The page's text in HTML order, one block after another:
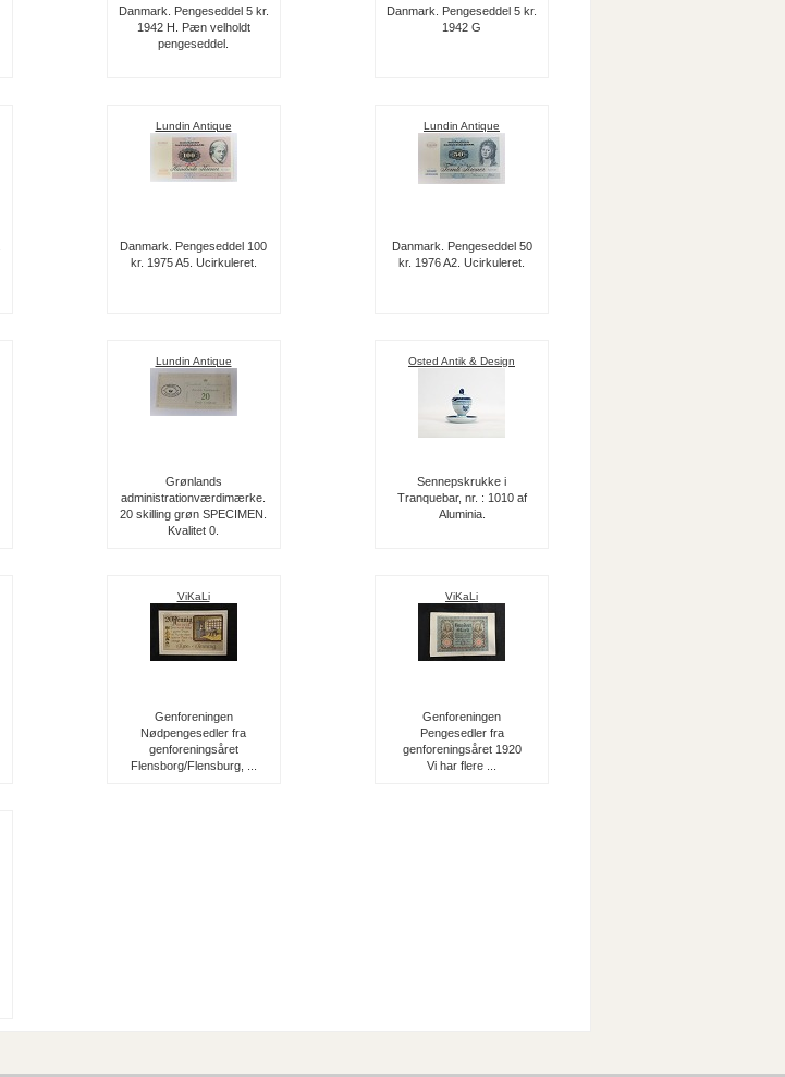
Danmark. Pengeseddel 5 kr.
1942 H. Pæn velholdt
pengeseddel.
Danmark. Pengeseddel 5 kr.
1942 G
Lundin Antique
Danmark. Pengeseddel 100
kr. 1975 A5. Ucirkuleret.
Lundin Antique
Danmark. Pengeseddel 50
kr. 1976 A2. Ucirkuleret.
Lundin Antique
Grønlands
administrationværdimærke.
20 skilling grøn SPECIMEN.
Kvalitet 0.
Osted Antik & Design
Sennepskrukke i
Tranquebar, nr. : 1010 af
Aluminia.
ViKaLi
Genforeningen
Nødpengesedler fra
genforeningsåret
Flensborg/Flensburg, ...
ViKaLi
Genforeningen
Pengesedler fra
genforeningsåret 1920
Vi har flere ...